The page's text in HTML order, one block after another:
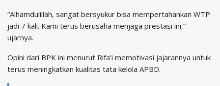
“Alhamdulillah, sangat bersyukur bisa mempertahankan WTP
jadi 7 kali. Kami terus berusaha menjaga prestasi ini,”
ujarnya.
Opini dari BPK ini menurut Rifa’i memotivasi jajarannya untuk
terus meningkatkan kualitas tata kelola APBD.